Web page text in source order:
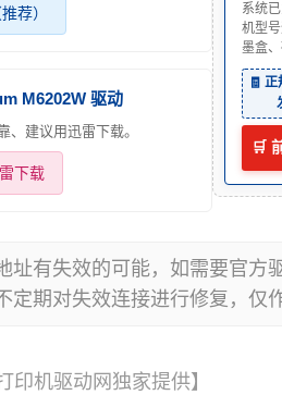
荐）
M6202W 驱动
、建议用迅雷下载。
下载
系统
机型
墨盒
🧾
🛒
址有失效的可能，如需要官方
定期对失效连接进行修复，仅
印机驱动网独家提供】